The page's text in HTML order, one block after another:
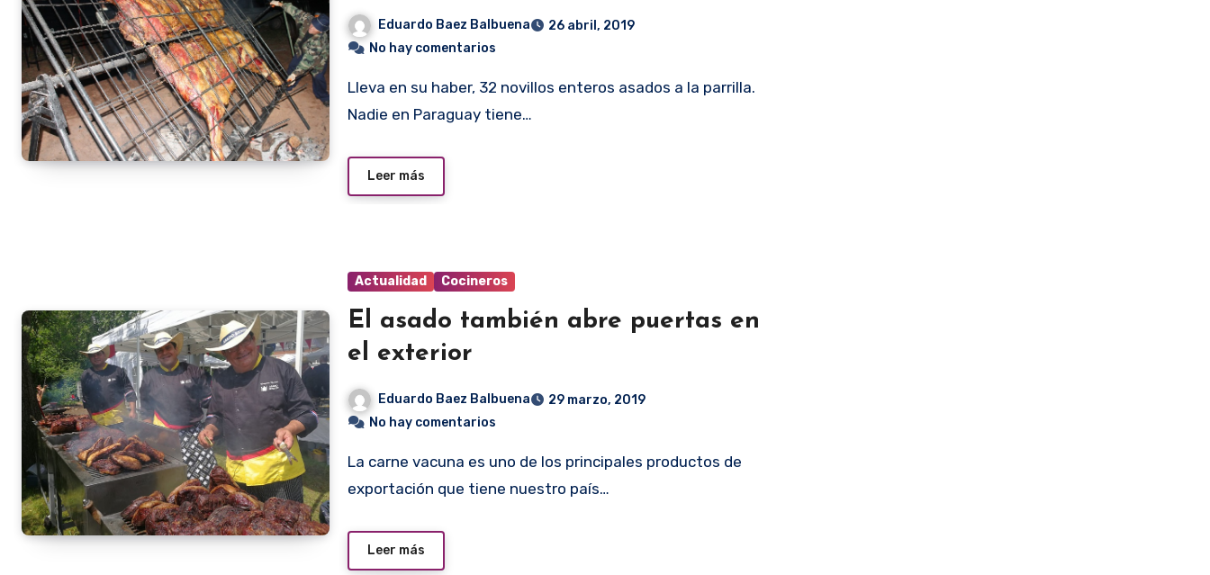
Eduardo Baez Balbuena
26 abril, 2019
No hay comentarios
Lleva en su haber, 32 novillos enteros asados a la parrilla.
Nadie en Paraguay tiene…
Leer más
Actualidad Cocineros
El asado también abre puertas en
el exterior
Eduardo Baez Balbuena
29 marzo, 2019
No hay comentarios
La carne vacuna es uno de los principales productos de
exportación que tiene nuestro país…
Leer más